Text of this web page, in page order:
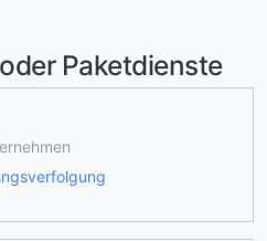
Paketdienste